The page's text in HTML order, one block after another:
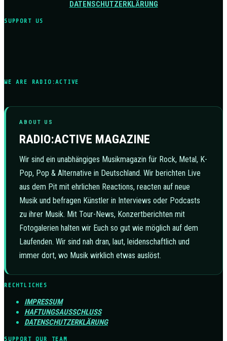
DATENSCHUTZERKLÄRUNG
SUPPORT US
WE ARE RADIO:ACTIVE
ABOUT US
RADIO:ACTIVE MAGAZINE
Wir sind ein unabhängiges Musikmagazin für Rock, Metal, K-
Pop, Pop & Alternative in Deutschland. Wir berichten Live
aus dem Pit mit ehrlichen Reactions, reacten auf neue
Musik und befragen Künstler in Interviews oder Podcasts
zu ihrer Musik. Mit Tour-News, Konzertberichten mit
Fotogalerien halten wir Euch so gut wie möglich auf dem
Laufenden. Wir sind nah dran, laut, leidenschaftlich und
immer dort, wo Musik wirklich etwas auslöst.
RECHTLICHES
IMPRESSUM
HAFTUNGSAUSSCHLUSS
DATENSCHUTZERKLÄRUNG
SUPPORT OUR TEAM